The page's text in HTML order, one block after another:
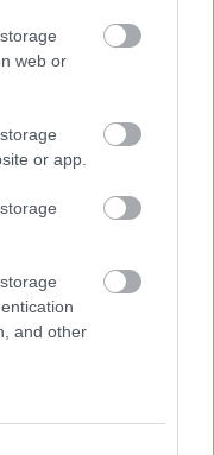
web or
or app.
and other
Európa-bajnoka
A klub új
Szöllősi-